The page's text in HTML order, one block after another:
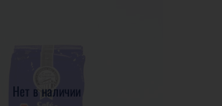
Нет в наличии